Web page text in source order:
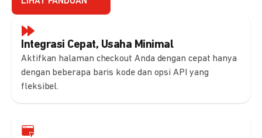
Integrasi Cepat, Usaha Minimal
Aktifkan halaman checkout Anda dengan cepat hanya
dengan beberapa baris kode dan opsi API yang
fleksibel.